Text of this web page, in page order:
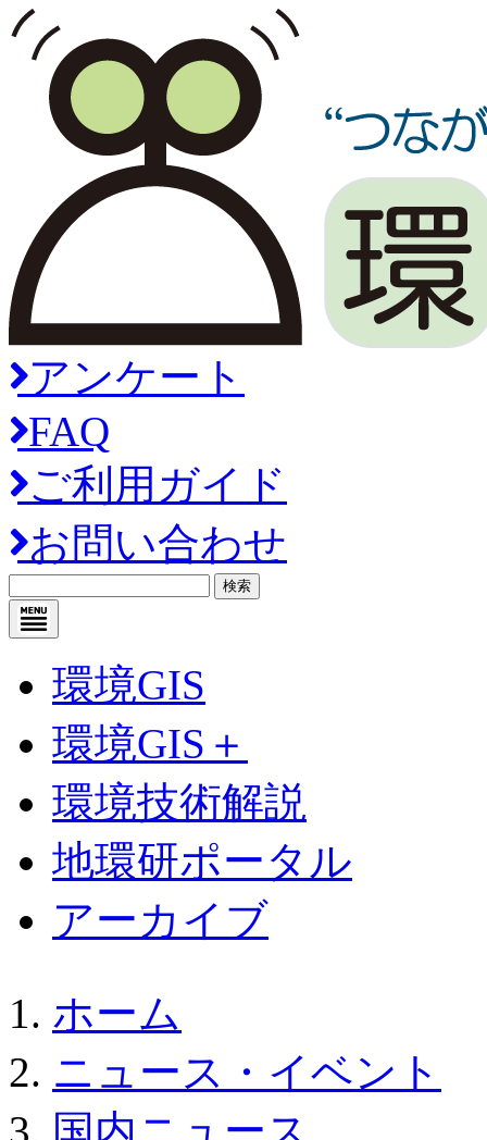
アンケート
FAQ
ご利用ガイド
お問い合わせ
検索
環境GIS
環境GIS＋
環境技術解説
地環研ポータル
アーカイブ
ホーム
ニュース・イベント